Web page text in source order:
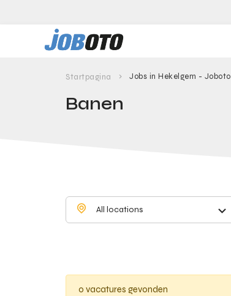
Startpagina Jobs in Hekelgem - Joboto
Banen
All locations
0 vacatures gevonden